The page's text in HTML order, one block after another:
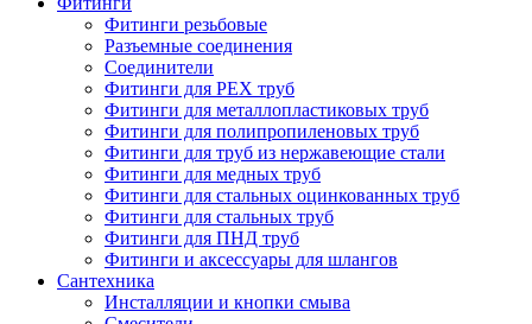
Фитинги резьбовые
Разъемные соединения
Соединители
Фитинги для PEX труб
Фитинги для металлопластиковых труб
Фитинги для полипропиленовых труб
Фитинги для труб из нержавеющие стали
Фитинги для медных труб
Фитинги для стальных оцинкованных труб
Фитинги для стальных труб
Фитинги для ПНД труб
Фитинги и аксессуары для шлангов
Сантехника
Инсталляции и кнопки смыва